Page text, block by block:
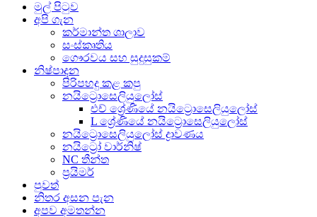
මුල් පිටුව
අපි ගැන
කර්මාන්ත ශාලාව
සංස්කෘතිය
ගෞරවය සහ සුදුසුකම්
නිෂ්පාදන
පිරිපහදු කළ කපු
නයිට්‍රොසෙලියුලෝස්
එච් ශ්‍රේණියේ නයිට්‍රොසෙලියුලෝස්
L ශ්‍රේණියේ නයිට්‍රොසෙලියුලෝස්
නයිට්‍රොසෙලියුලෝස් ද්‍රාවණය
නයිට්‍රෝ වාර්නිෂ්
NC තීන්ත
ප්‍රයිමර්
පුවත්
නිතර අසන පැන
අපව අමතන්න